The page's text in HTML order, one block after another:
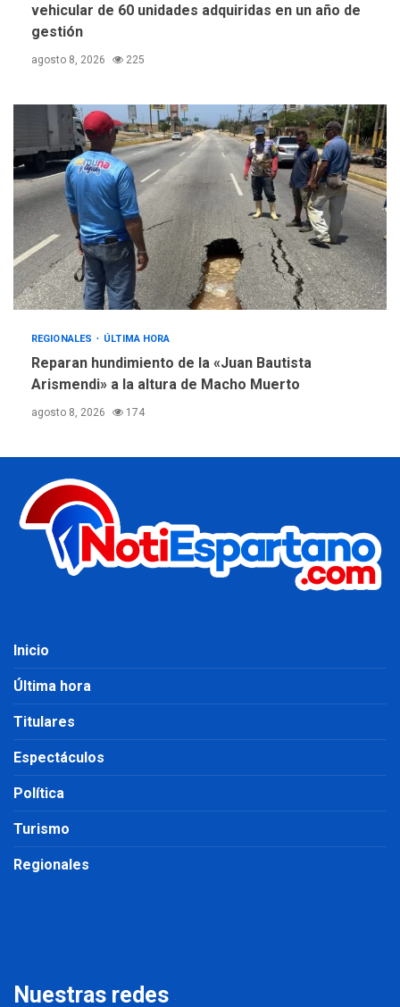
vehicular de 60 unidades adquiridas en un año de
gestión
agosto 8, 2026 225
REGIONALES ÚLTIMA HORA
Reparan hundimiento de la «Juan Bautista
Arismendi» a la altura de Macho Muerto
agosto 8, 2026 174
Inicio
Última hora
Titulares
Espectáculos
Política
Turismo
Regionales
Nuestras redes